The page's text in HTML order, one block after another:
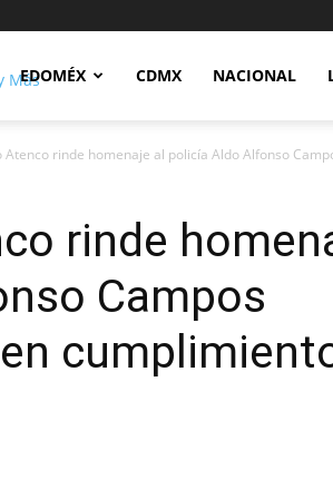
Notidex
EDOMÉX CDMX NACIONAL
Atenco rinde homenaje al policía Aldo Alfonso
rinde
Campos